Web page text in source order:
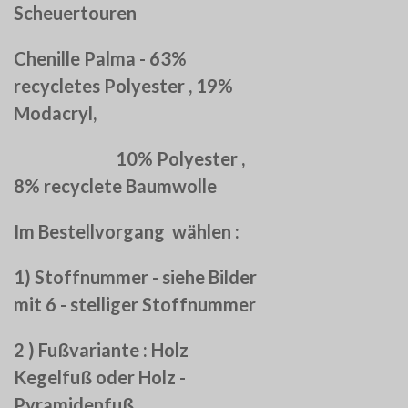
Scheuertouren
Chenille Palma - 63%
recycletes Polyester , 19%
Modacryl,
10% Polyester ,
8% recyclete Baumwolle
Im Bestellvorgang wählen :
1) Stoffnummer - siehe Bilder
mit 6 - stelliger Stoffnummer
2 ) Fußvariante : Holz
Kegelfuß oder Holz -